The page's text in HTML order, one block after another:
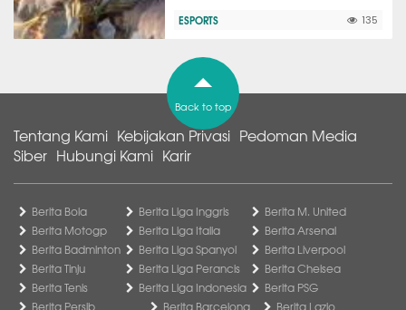
ESPORTS 135
Back to top
Tentang Kami Kebijakan Privasi Pedoman Media
Siber Hubungi Kami Karir
Berita Bola
Berita Motogp
Berita Badminton
Berita Tinju
Berita Tenis
Berita Liga Inggris
Berita Liga Italia
Berita Liga Spanyol
Berita Liga Perancis
Berita Liga Indonesia
Berita M. United
Berita Arsenal
Berita Liverpool
Berita Chelsea
Berita PSG
Berita Persib
Berita Barcelona Berita Lazio